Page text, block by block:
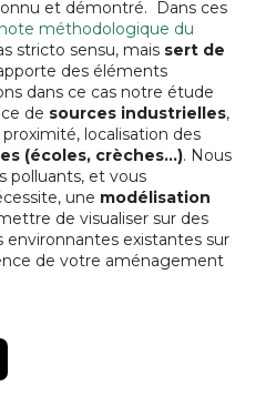
et démontré. Dans ces
note méthodologique du
stricto sensu, mais sert de
des éléments
dans ce cas notre étude
de sources industrielles,
proximité, localisation des
(écoles, crèches…). Nous
polluants, et vous
une modélisation
de visualiser sur des
environnantes existantes sur
de votre aménagement